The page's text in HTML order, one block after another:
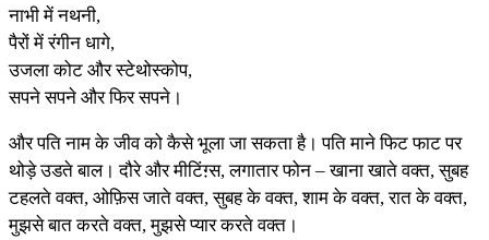
नाभी में नथनी,
पैरों में रंगीन धागे,
उजला कोट और स्टेथोस्कोप,
सपने सपने और फिर सपने।
और पति नाम के जीव को कैसे भूला जा सकता है। पति माने फिट फाट पर
थोड़े उडते बाल। दौरे और मीटिंग़्स, लगातार फोन – खाना खाते वक्त, सुबह
टहलते वक्त, ओफ़िस जाते वक्त, सुबह के वक्त, शाम के वक्त, रात के वक्त,
मुझसे बात करते वक्त, मुझसे प्यार करते वक्त।